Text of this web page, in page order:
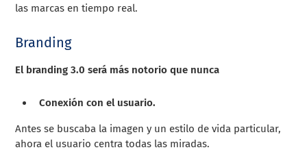
las marcas en tiempo real.
Branding
El branding 3.0 será más notorio que nunca
Conexión con el usuario.
Antes se buscaba la imagen y un estilo de vida particular,
ahora el usuario centra todas las miradas.